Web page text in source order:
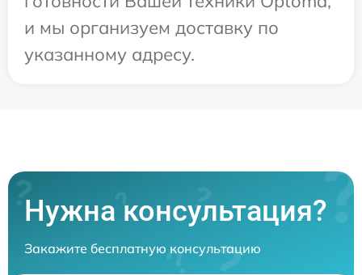
и мы организуем доставку по
указанному адресу.
Нужна консультация?
Закажите бесплатную консультацию